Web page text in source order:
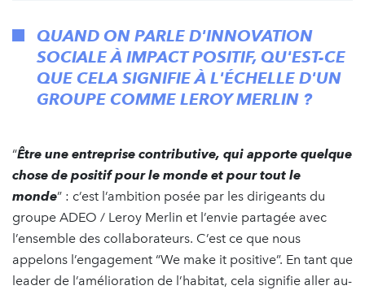
QUAND ON PARLE D'INNOVATION
SOCIALE À IMPACT POSITIF, QU'EST-CE
QUE CELA SIGNIFIE À L'ÉCHELLE D'UN
GROUPE COMME LEROY MERLIN ?
“Être une entreprise contributive, qui apporte quelque
chose de positif pour le monde et pour tout le
monde” : c’est l’ambition posée par les dirigeants du
groupe ADEO / Leroy Merlin et l’envie partagée avec
l’ensemble des collaborateurs. C’est ce que nous
appelons l’engagement “We make it positive”. En tant que
leader de l’amélioration de l’habitat, cela signifie aller au-